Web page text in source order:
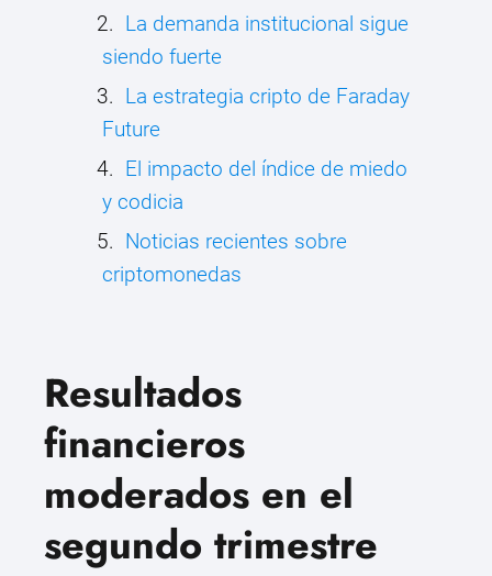
La demanda institucional sigue
siendo fuerte
La estrategia cripto de Faraday
Future
El impacto del índice de miedo
y codicia
Noticias recientes sobre
criptomonedas
Resultados
financieros
moderados en el
segundo trimestre